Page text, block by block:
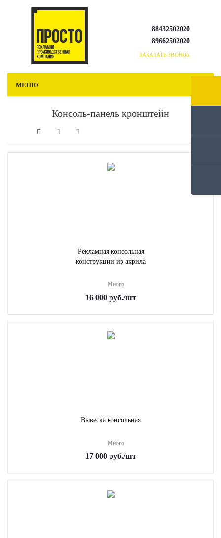
88432502020
89662502020
ЗАКАЗАТЬ ЗВОНОК
МЕНЮ
Консоль-панель кронштейн
Рекламная консольная
конструкции из акрила
Много
16 000 руб./шт
Вывеска консольная
Много
17 000 руб./шт